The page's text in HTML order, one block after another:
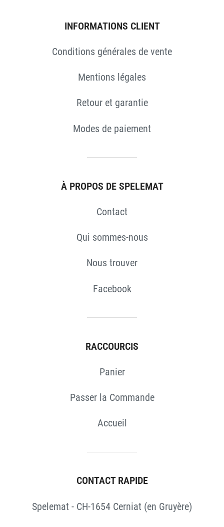
INFORMATIONS CLIENT
Conditions générales de vente
Mentions légales
Retour et garantie
Modes de paiement
À PROPOS DE SPELEMAT
Contact
Qui sommes-nous
Nous trouver
Facebook
RACCOURCIS
Panier
Passer la Commande
Accueil
CONTACT RAPIDE
Spelemat - CH-1654 Cerniat (en Gruyère)